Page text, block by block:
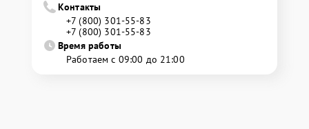
Контакты
+7 (800) 301-55-83
+7 (800) 301-55-83
Время работы
Работаем с 09:00 до 21:00